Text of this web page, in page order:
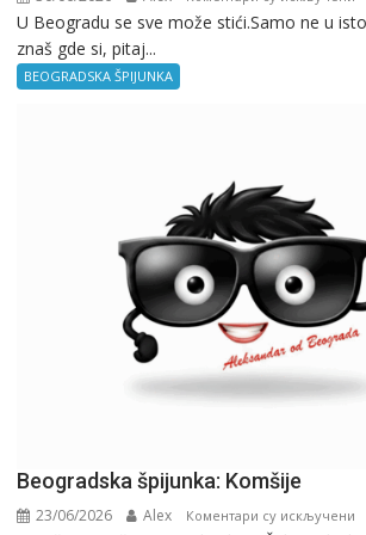
U Beogradu se sve može stići.Samo ne u
znaš gde si, pitaj...
BEOGRADSKA ŠPIJUNKA
Beogradska špijunka: Komšije
23/06/2026 Alex Коментари су искључени